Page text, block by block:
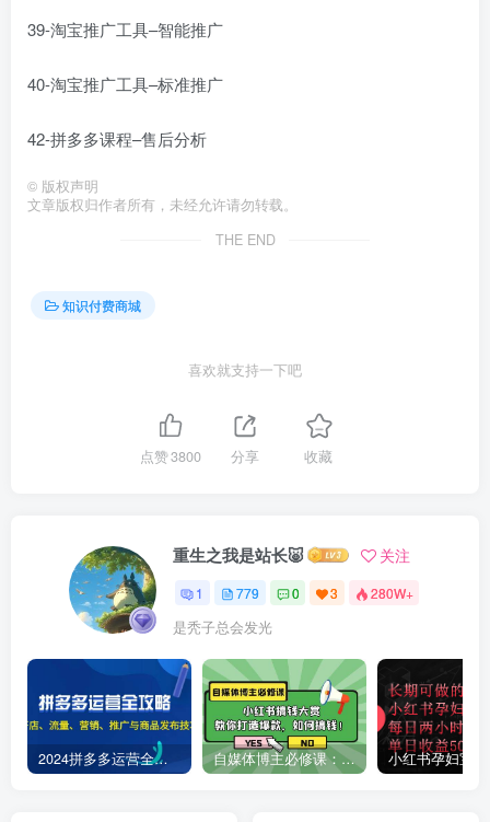
39-淘宝推广工具–智能推广
40-淘宝推广工具–标准推广
42-拼多多课程–售后分析
© 版权声明
文章版权归作者所有，未经允许请勿转载。
THE END
知识付费商城
喜欢就支持一下吧
点赞3800 分享 收藏
重生之我是站长🐷 关注
1 779 0 3 280W+
是秃子总会发光
2024拼多多运营全攻略：开店、流量、营销、推广与商品发布技巧（无水印） 自媒体博主必修课：小红书搞钱大赏，教你打造爆款，如何搞钱（11节课）